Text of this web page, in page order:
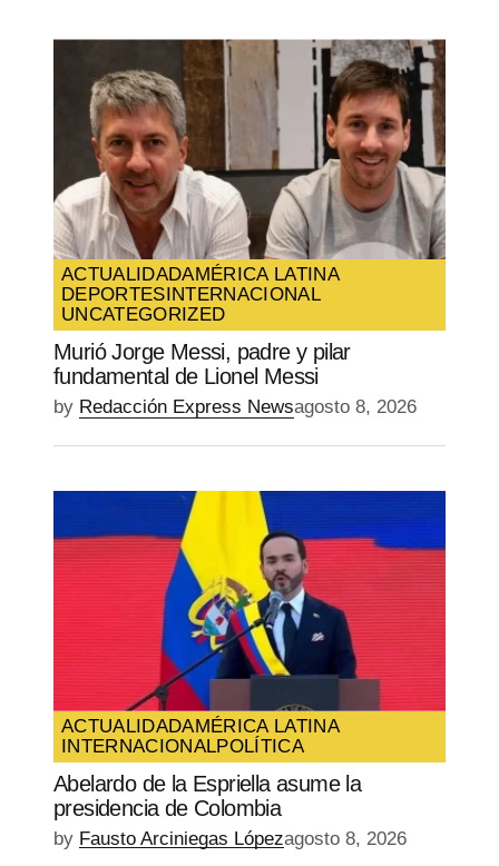
ACTUALIDADAMÉRICA LATINA
DEPORTES INTERNACIONAL
UNCATEGORIZED
Murió Jorge Messi, padre y pilar
fundamental de Lionel Messi
by Redacción Express Newsagosto 8, 2026
ACTUALIDADAMÉRICA LATINA
INTERNACIONALPOLÍTICA
Abelardo de la Espriella asume la
presidencia de Colombia
by Fausto Arciniegas Lópezagosto 8, 2026